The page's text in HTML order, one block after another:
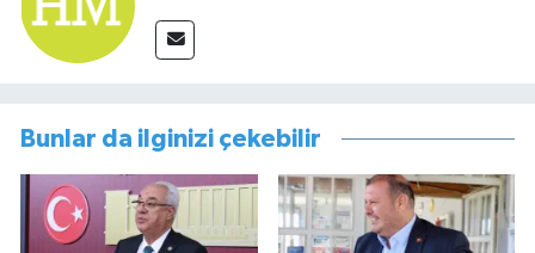
Bunlar da ilginizi çekebilir